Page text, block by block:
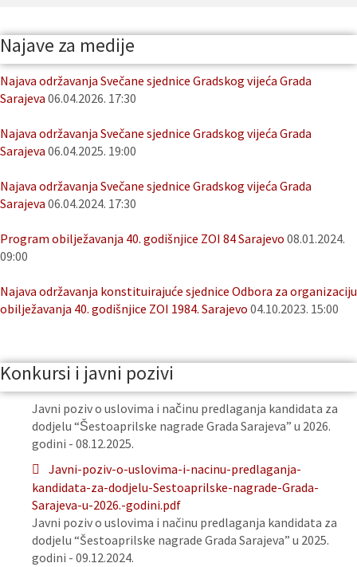
Najave za medije
Najava održavanja Svečane sjednice Gradskog vijeća Grada
Sarajeva 06.04.2026. 17:30
Najava održavanja Svečane sjednice Gradskog vijeća Grada
Sarajeva 06.04.2025. 19:00
Najava održavanja Svečane sjednice Gradskog vijeća Grada
Sarajeva 06.04.2024. 17:30
Program obilježavanja 40. godišnjice ZOI 84 Sarajevo 08.01.2024.
09:00
Najava održavanja konstituirajuće sjednice Odbora za organizaciju
obilježavanja 40. godišnjice ZOI 1984. Sarajevo 04.10.2023. 15:00
Konkursi i javni pozivi
Javni poziv o uslovima i načinu predlaganja kandidata za
dodjelu “Šestoaprilske nagrade Grada Sarajeva” u 2026.
godini - 08.12.2025.
Javni-poziv-o-uslovima-i-nacinu-predlaganja-
kandidata-za-dodjelu-Sestoaprilske-nagrade-Grada-
Sarajeva-u-2026.-godini.pdf
Javni poziv o uslovima i načinu predlaganja kandidata za
dodjelu “Šestoaprilske nagrade Grada Sarajeva” u 2025.
godini - 09.12.2024.